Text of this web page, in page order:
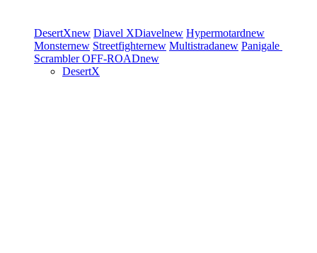
DesertXnew Diavel XDiavelnew Hypermotardnew
Monsternew Streetfighternew Multistradanew Panigale
ScramblerOFF-ROADnew
DesertX